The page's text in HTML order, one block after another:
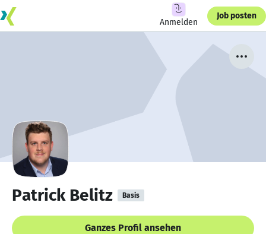
Anmelden
Job posten
Patrick Belitz Basis
Ganzes Profil ansehen